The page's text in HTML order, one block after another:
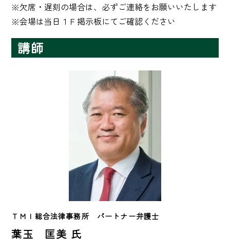
※欠席・遅刻の場合は、必ずご連絡をお願いいたします
※会場は当日１Ｆ掲示板にてご確認ください
講師
ＴＭＩ総合法律事務所　パートナー弁護士
葉玉 匡美 氏